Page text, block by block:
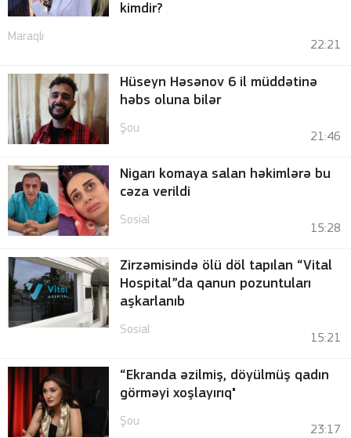
kimdir?
Maraqlı
22:21
Hüseyn Həsənov 6 il müddətinə
həbs oluna bilər
Şou
21:46
Nigarı komaya salan həkimlərə bu
cəza verildi
Sosial
15:28
Zirzəmisində ölü döl tapılan “Vital
Hospital”da qanun pozuntuları
aşkarlanıb
Sosial
15:21
“Ekranda əzilmiş, döyülmüş qadın
görməyi xoşlayırıq"
Şou
23:17